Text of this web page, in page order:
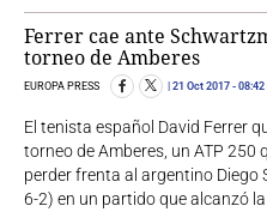
Ferrer cae ante
torneo de Amberes
EUROPA PRESS 21 Oct 2017 - 08:42
El tenista español David Ferrer
torneo de Amberes, un ATP
perder frenta al argentino Diego
6-2) en un partido que alcanzó